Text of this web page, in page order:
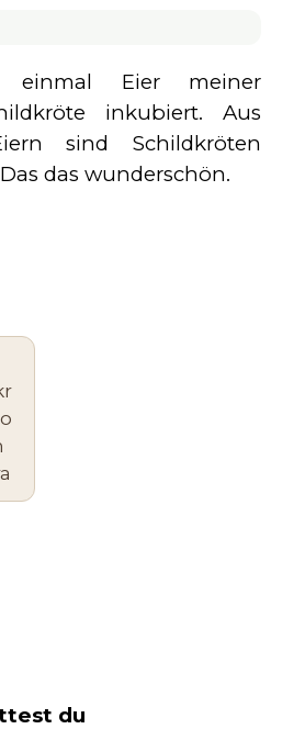
Eier meiner
inkubiert. Aus
sind Schildkröten
das wunderschön.
du